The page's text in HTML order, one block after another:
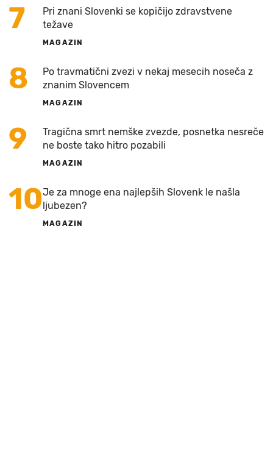
7
Pri znani Slovenki se kopičijo zdravstvene
težave
MAGAZIN
8
Po travmatični zvezi v nekaj mesecih noseča z
znanim Slovencem
MAGAZIN
9
Tragična smrt nemške zvezde, posnetka nesreče
ne boste tako hitro pozabili
MAGAZIN
10Je za mnoge ena najlepših Slovenk le našla
ljubezen?
MAGAZIN